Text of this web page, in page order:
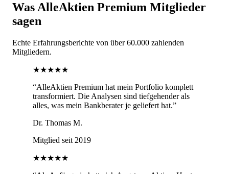
Was AlleAktien Premium Mitglieder
sagen
Echte Erfahrungsberichte von über 60.000 zahlenden
Mitgliedern.
★★★★★
“AlleAktien Premium hat mein Portfolio komplett
transformiert. Die Analysen sind tiefgehender als
alles, was mein Bankberater je geliefert hat.”
Dr. Thomas M.
Mitglied seit 2019
★★★★★